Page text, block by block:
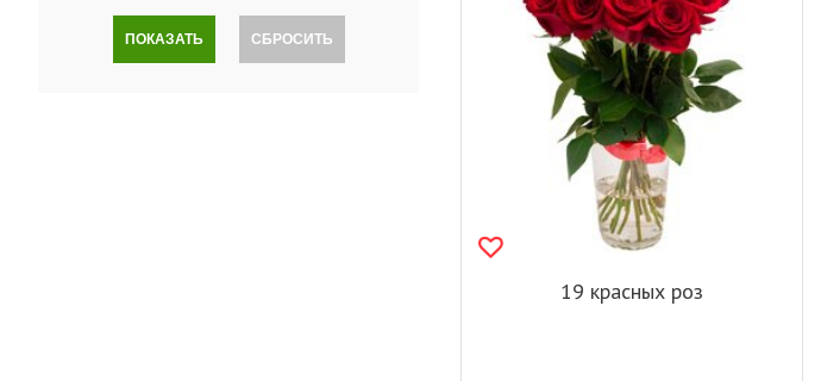
ПОКАЗАТЬ СБРОСИТЬ
19 красных роз